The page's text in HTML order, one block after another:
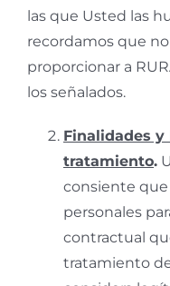
las que Usted las
recordamos que
proporcionar a
los señalados.
Finalidades y
tratamiento.
consiente que
personales
contractual
tratamiento